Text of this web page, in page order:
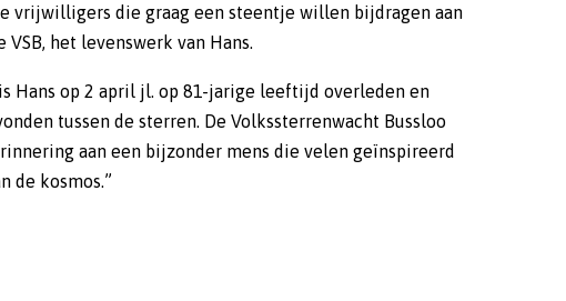
vrijwilligers die graag een steentje willen bijdragen aan
VSB, het levenswerk van Hans.
Hans op 2 april jl. op 81-jarige leeftijd overleden en
tussen de sterren. De Volkssterrenwacht Bussloo
aan een bijzonder mens die velen geïnspireerd
de kosmos.”